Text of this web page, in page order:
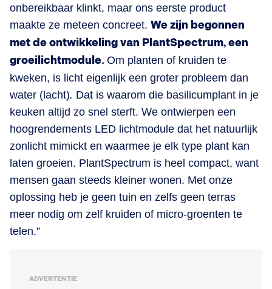
onbereikbaar klinkt, maar ons eerste product
maakte ze meteen concreet. We zijn begonnen
met de ontwikkeling van PlantSpectrum, een
groeilichtmodule. Om planten of kruiden te
kweken, is licht eigenlijk een groter probleem dan
water (lacht). Dat is waarom die basilicumplant in je
keuken altijd zo snel sterft. We ontwierpen een
hoogrendements LED lichtmodule dat het natuurlijk
zonlicht mimickt en waarmee je elk type plant kan
laten groeien. PlantSpectrum is heel compact, want
mensen gaan steeds kleiner wonen. Met onze
oplossing heb je geen tuin en zelfs geen terras
meer nodig om zelf kruiden of micro-groenten te
telen.”
ADVERTENTIE